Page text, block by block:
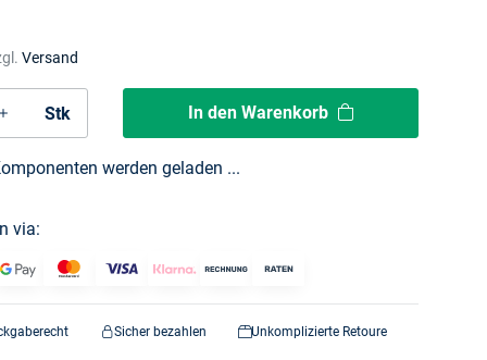
Versand
Stk In den Warenkorb
werden geladen ...
via:
Sicher bezahlen Unkomplizierte Retoure